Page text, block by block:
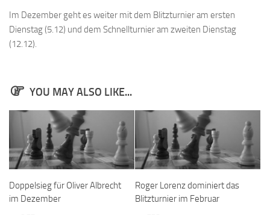
Datenschutzordnung
En passant
Im Dezember geht es weiter mit dem Blitzturnier am ersten
Dienstag (5.12) und dem Schnellturnier am zweiten Dienstag
(12.12).
YOU MAY ALSO LIKE...
Doppelsieg für Oliver Albrecht
im Dezember
Roger Lorenz dominiert das
Blitzturnier im Februar